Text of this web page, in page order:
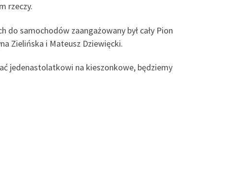
rzeczy.
do samochodów zaangażowany był cały Pion
Zielińska i Mateusz Dziewięcki.
jedenastolatkowi na kieszonkowe, będziemy